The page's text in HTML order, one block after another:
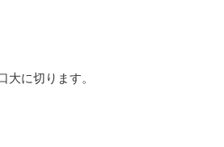
に切ります。